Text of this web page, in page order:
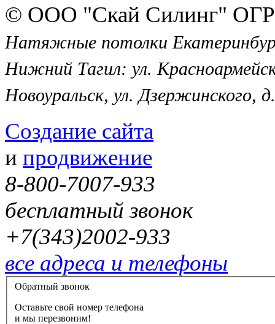
© ООО "Скай Силинг"
Натяжные потолки
Нижний Тагил: ул.
Новоуральск, ул. Дзержинского,
Создание сайта
и продвижение
8-800-7007-933
бесплатный звонок
+7(343)2002-933
все адреса и телефоны
Обратный звонок
Оставьте свой номер телефона
и мы перезвоним!